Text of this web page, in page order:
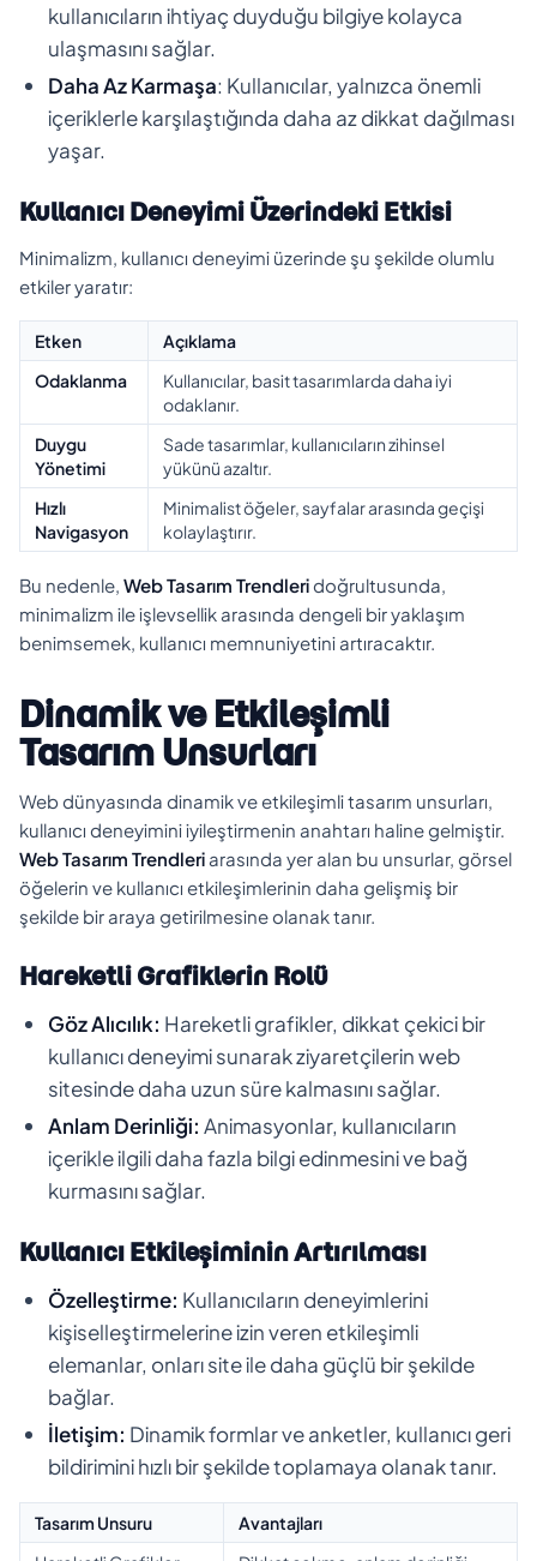
kullanıcıların ihtiyaç duyduğu bilgiye kolayca
ulaşmasını sağlar.
Daha Az Karmaşa: Kullanıcılar, yalnızca önemli
içeriklerle karşılaştığında daha az dikkat dağılması
yaşar.
Kullanıcı Deneyimi Üzerindeki Etkisi
Minimalizm, kullanıcı deneyimi üzerinde şu şekilde olumlu
etkiler yaratır:
Etken
Açıklama
Odaklanma
Kullanıcılar, basit tasarımlarda daha iyi
odaklanır.
Duygu
Yönetimi
Sade tasarımlar, kullanıcıların zihinsel
yükünü azaltır.
Hızlı
Navigasyon
Minimalist öğeler, sayfalar arasında geçişi
kolaylaştırır.
Bu nedenle, Web Tasarım Trendleridoğrultusunda,
minimalizm ile işlevsellik arasında dengeli bir yaklaşım
benimsemek, kullanıcı memnuniyetini artıracaktır.
Dinamik ve Etkileşimli
Tasarım Unsurları
Web dünyasında dinamik ve etkileşimli tasarım unsurları,
kullanıcı deneyimini iyileştirmenin anahtarı haline gelmiştir.
Web Tasarım Trendleri arasında yer alan bu unsurlar, görsel
öğelerin ve kullanıcı etkileşimlerinin daha gelişmiş bir
şekilde bir araya getirilmesine olanak tanır.
Hareketli Grafiklerin Rolü
Göz Alıcılık: Hareketli grafikler, dikkat çekici bir
kullanıcı deneyimi sunarak ziyaretçilerin web
sitesinde daha uzun süre kalmasını sağlar.
Anlam Derinliği: Animasyonlar, kullanıcıların
içerikle ilgili daha fazla bilgi edinmesini ve bağ
kurmasını sağlar.
Kullanıcı Etkileşiminin Artırılması
Özelleştirme: Kullanıcıların deneyimlerini
kişiselleştirmelerine izin veren etkileşimli
elemanlar, onları site ile daha güçlü bir şekilde
bağlar.
İletişim: Dinamik formlar ve anketler, kullanıcı geri
bildirimini hızlı bir şekilde toplamaya olanak tanır.
Tasarım Unsuru
Avantajları